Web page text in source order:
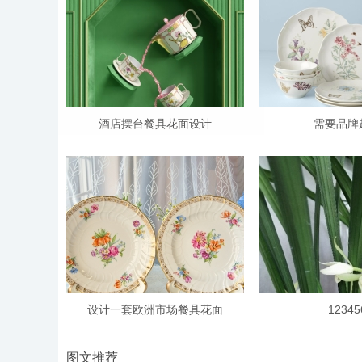
酒店摆台餐具花面设计 需要品牌
设计一套欧洲市场餐具花面
图文推荐